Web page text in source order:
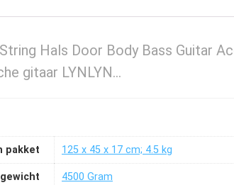
Hals Door Body Bass Guitar
gitaar LYNLYN…
pakket ‎125 x 45 x 17 cm; 4.5 kg
‎4500 Gram